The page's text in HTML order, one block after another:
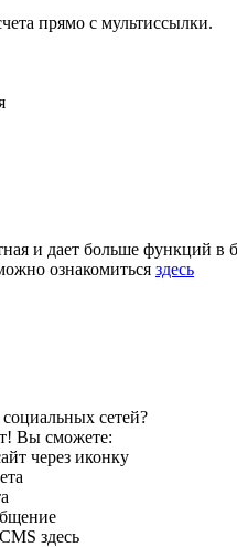
прямо с мультиссылки.
и дает больше функций в
ознакомиться здесь
сетей?
Вы сможете:
через иконку
здесь